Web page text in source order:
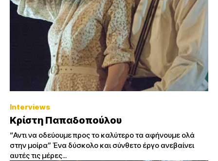
Interviews
Κρίστη Παπαδοπούλου
“Αντι να οδεύουμε προς το καλύτερο τα αφήνουμε ολά
στην μοίρα” Ένα δύσκολο και σύνθετο έργο ανεβαίνει
αυτές τις μέρες...